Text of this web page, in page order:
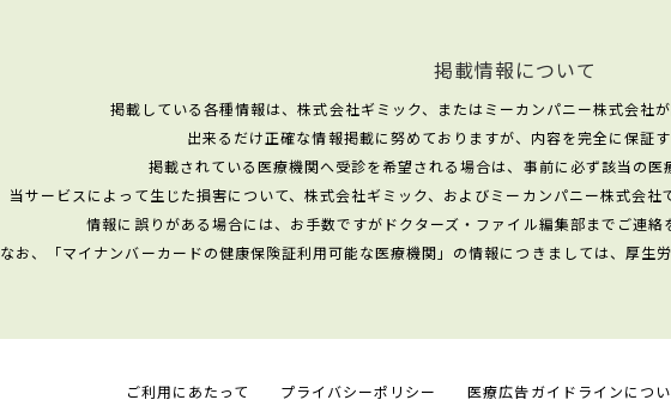
掲載情報について
掲載している各種情報は、株式会社ギミック、またはミーカンパニー株式会社
出来るだけ正確な情報掲載に努めておりますが、内容を完全に保証
掲載されている医療機関へ受診を希望される場合は、事前に必ず該当の医
当サービスによって生じた損害について、株式会社ギミック、およびミーカンパニー株式会社
情報に誤りがある場合には、お手数ですがドクターズ・ファイル編集部までご連絡
なお、「マイナンバーカードの健康保険証利用可能な医療機関」の情報につきましては、厚生
ご利用にあたって プライバシーポリシー 医療広告ガイドラインにつ